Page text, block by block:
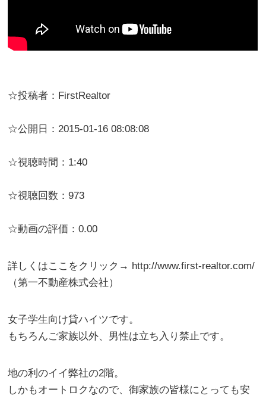
☆投稿者：FirstRealtor
☆公開日：2015-01-16 08:08:08
☆視聴時間：1:40
☆視聴回数：973
☆動画の評価：0.00
詳しくはここをクリック→ http://www.first-realtor.com/
（第一不動産株式会社）
女子学生向け貸ハイツです。
もちろんご家族以外、男性は立ち入り禁止です。
地の利のイイ弊社の2階。
しかもオートロクなので、御家族の皆様にとっても安